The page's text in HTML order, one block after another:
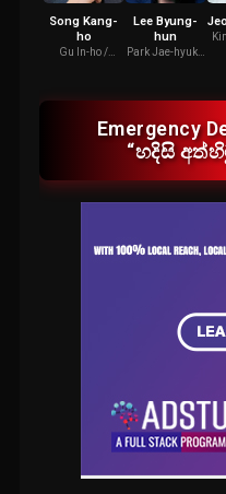
Song Kang-
ho
Gu In-ho /
Lee Byung-
hun
Park Jae-hyuk /
Emergency
“හදිසි